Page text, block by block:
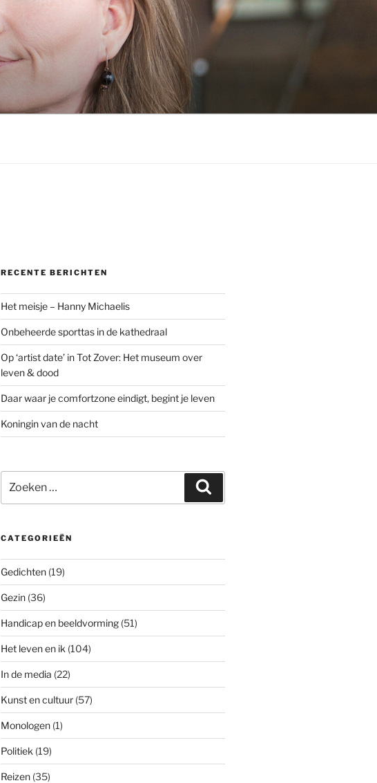
RECENTE BERICHTEN
Het meisje – Hanny Michaelis
Onbeheerde sporttas in de kathedraal
Op ‘artist date’ in Tot Zover: Het museum over
leven & dood
Daar waar je comfortzone eindigt, begint je leven
Koningin van de nacht
naar:
CATEGORIEËN
Gedichten(19)
Gezin(36)
Handicap en beeldvorming(51)
Het leven en ik (104)
In de media (22)
Kunst en cultuur(57)
Monologen(1)
Politiek (19)
Reizen(35)